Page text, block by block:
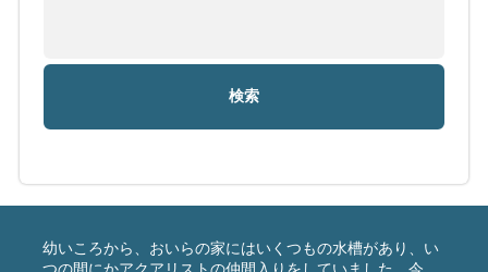
幼いころから、おいらの家にはいくつもの水槽があり、い